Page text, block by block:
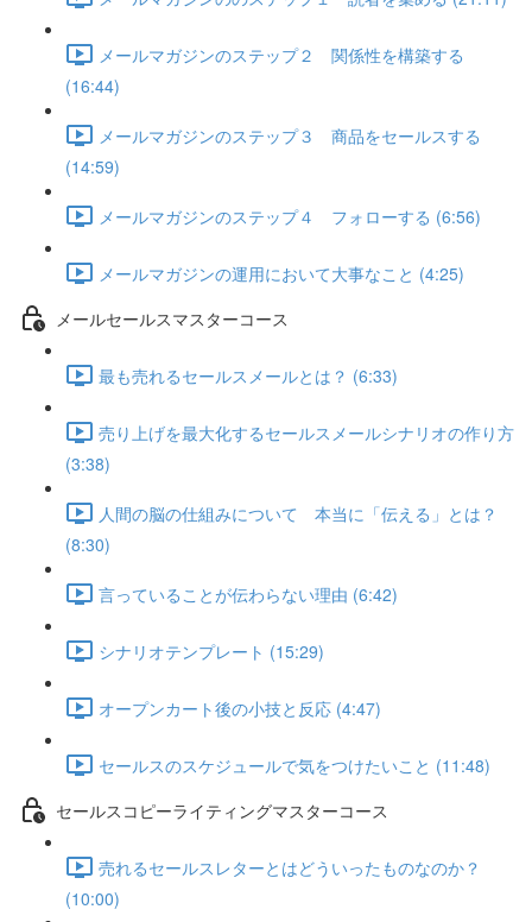
メールマガジンのステップ２ 関係性を構築する
(16:44)
メールマガジンのステップ３ 商品をセールスする
(14:59)
メールマガジンのステップ４ フォローする (6:56)
メールマガジンの運用において大事なこと (4:25)
メールセールスマスターコース
最も売れるセールスメールとは？ (6:33)
売り上げを最大化するセールスメールシナリオの作り方
(3:38)
人間の脳の仕組みについて 本当に「伝える」とは？
(8:30)
言っていることが伝わらない理由 (6:42)
シナリオテンプレート (15:29)
オープンカート後の小技と反応 (4:47)
セールスのスケジュールで気をつけたいこと (11:48)
セールスコピーライティングマスターコース
売れるセールスレターとはどういったものなのか？
(10:00)